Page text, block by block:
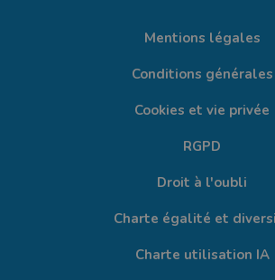
Mentions légales
Conditions générales
Cookies et vie privée
RGPD
Droit à l'oubli
Charte égalité et
Charte utilisation IA